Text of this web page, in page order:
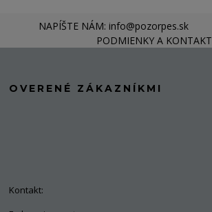
NAPÍŠTE NÁM: info@pozorpes.sk
PODMIENKY A KONTAKT
OVERENÉ ZÁKAZNÍKMI
Kontakt: